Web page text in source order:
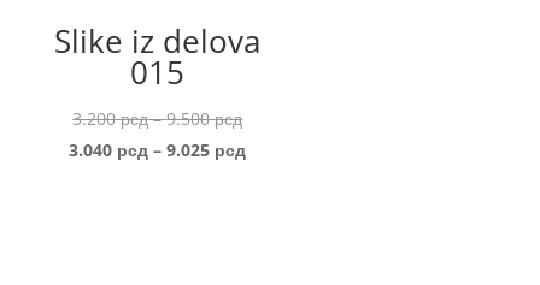
Slike iz delova
015
3.200рсд – 9.500рсдPrice
range:
3.040 рсд – 9.025 рсдPrice